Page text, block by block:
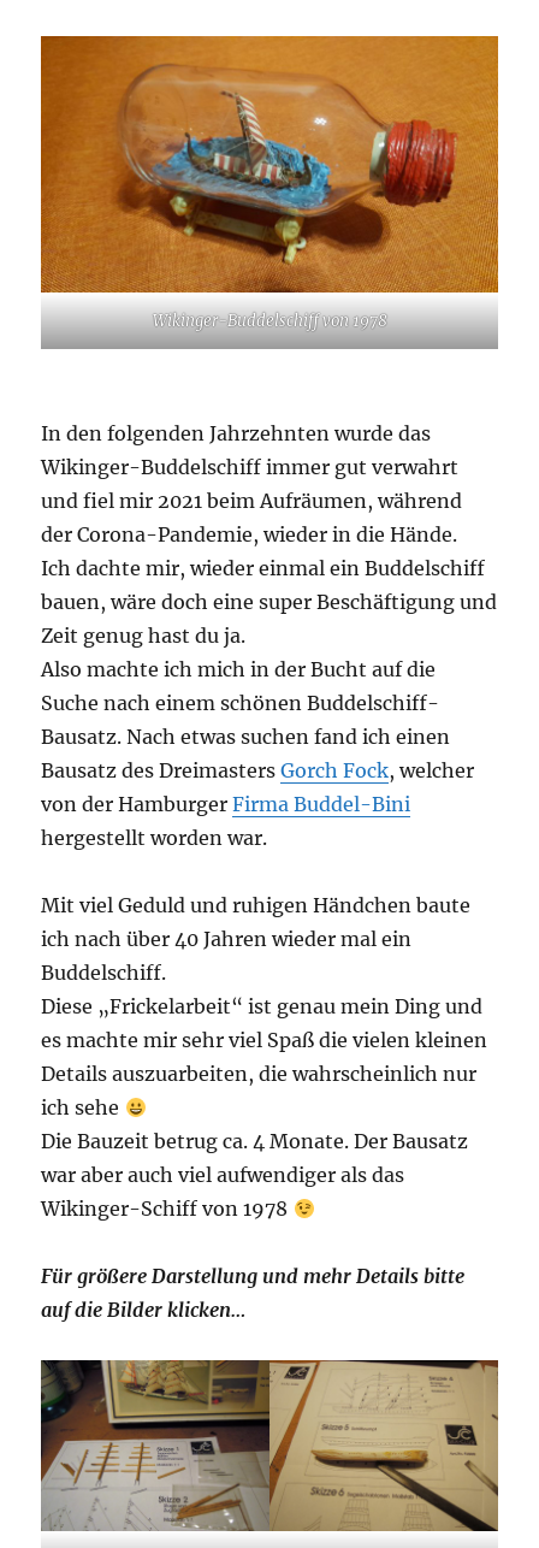
Wikinger-Buddelschiff von 1978
In den folgenden Jahrzehnten wurde das
Wikinger-Buddelschiff immer gut verwahrt
und fiel mir 2021 beim Aufräumen, während
der Corona-Pandemie, wieder in die Hände.
Ich dachte mir, wieder einmal ein Buddelschiff
bauen, wäre doch eine super Beschäftigung und
Zeit genug hast du ja.
Also machte ich mich in der Bucht auf die
Suche nach einem schönen Buddelschiff-
Bausatz. Nach etwas suchen fand ich einen
Bausatz des DreimastersGorch Fock, welcher
von der HamburgerFirma Buddel-Bini
hergestellt worden war.
Mit viel Geduld und ruhigen Händchen baute
ich nach über 40 Jahren wieder mal ein
Buddelschiff.
Diese „Frickelarbeit“ ist genau mein Ding und
es machte mir sehr viel Spaß die vielen kleinen
Details auszuarbeiten, die wahrscheinlich nur
ich sehe
Die Bauzeit betrug ca. 4 Monate. Der Bausatz
war aber auch viel aufwendiger als das
Wikinger-Schiff von 1978
Für größere Darstellung und mehr Details bitte
auf die Bilder klicken…